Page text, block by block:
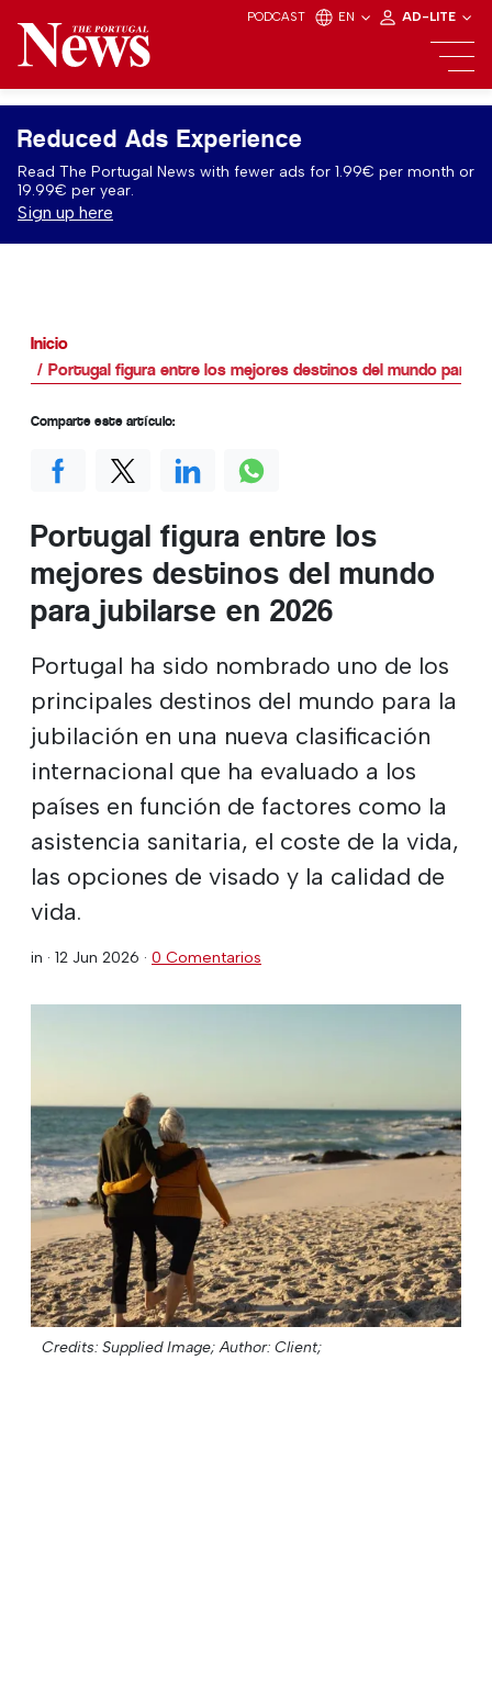
PODCAST EN AD-LITE
Reduced Ads Experience
Read The Portugal News with fewer ads for 1.99€ per month or
19.99€ per year.
Sign up here
Inicio
Portugal figura entre los mejores destinos del mundo para
Portugal figura entre los
mejores destinos del mundo
para jubilarse en 2026
Portugal ha sido nombrado uno de los
principales destinos del mundo para la
jubilación en una nueva clasificación
internacional que ha evaluado a los
países en función de factores como la
asistencia sanitaria, el coste de la vida,
las opciones de visado y la calidad de
vida.
in · 12 Jun 2026 · 0 Comentarios
Credits: Supplied Image; Author: Client;
Comparte este artículo: